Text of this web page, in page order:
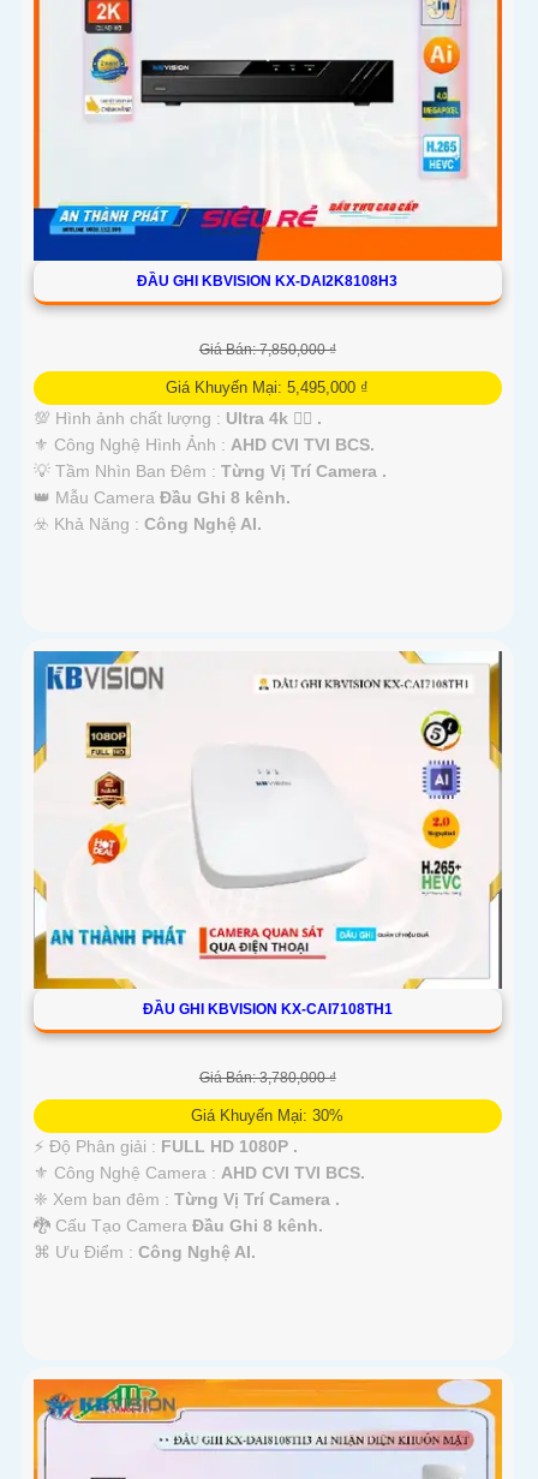
ĐẦU GHI KBVISION KX-DAI2K8108H3
Giá Bán: 7,850,000 ₫
Giá Khuyến Mại: 5,495,000 ₫
💯 Hình ảnh chất lượng : Ultra 4k 👍🏾 .
⚜️ Công Nghệ Hình Ảnh : AHD CVI TVI BCS.
💡 Tầm Nhìn Ban Đêm : Từng Vị Trí Camera .
👑 Mẫu Camera Đầu Ghi 8 kênh.
️☣️ Khả Năng : Công Nghệ AI.
ĐẦU GHI KBVISION KX-CAI7108TH1
Giá Bán: 3,780,000 ₫
Giá Khuyến Mại: 30%
️⚡ Độ Phân giải : FULL HD 1080P .
⚜️ Công Nghệ Camera : AHD CVI TVI BCS.
❈ Xem ban đêm : Từng Vị Trí Camera .
🐉️ Cấu Tạo Camera Đầu Ghi 8 kênh.
️⌘ Ưu Điểm : Công Nghệ AI.